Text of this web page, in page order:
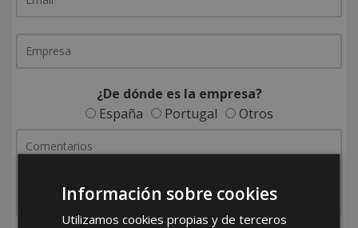
¿De dónde es la empresa?
España
Portugal Otros
Información sobre cookies
Utilizamos cookies propias y de terceros